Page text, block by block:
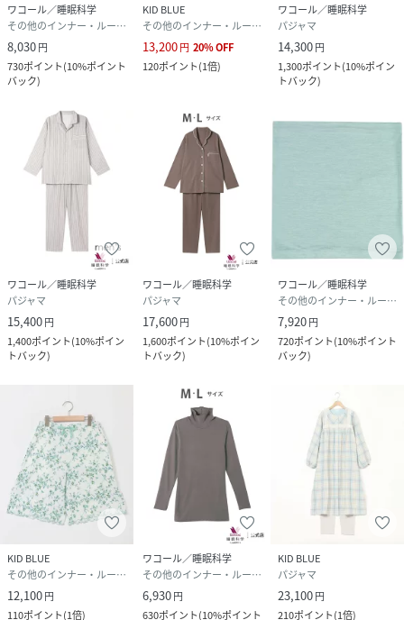
ワコール／睡眠科学
その他のインナー・ルームウェア
8,030円
730ポイント(10%ポイント
バック)
KID BLUE
その他のインナー・ルームウェア
13,200円 20%OFF
120ポイント(1倍)
ワコール／睡眠科学
パジャマ
14,300円
1,300ポイント(10%ポイン
トバック)
ワコール／睡眠科学
パジャマ
15,400円
1,400ポイント(10%ポイン
トバック)
ワコール／睡眠科学
パジャマ
17,600円
1,600ポイント(10%ポイン
トバック)
ワコール／睡眠科学
その他のインナー・ルームウェア
7,920円
720ポイント(10%ポイント
バック)
KID BLUE
その他のインナー・ルームウェア
12,100円
110ポイント(1倍)
ワコール／睡眠科学
その他のインナー・ルームウェア
6,930円
630ポイント(10%ポイント
KID BLUE
パジャマ
23,100円
210ポイント(1倍)